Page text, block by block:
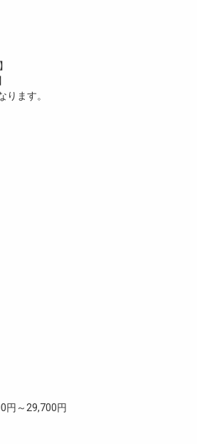
ます。
～29,700円